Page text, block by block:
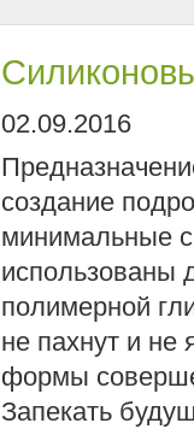
02.09.2016
создание
минимальные
использованы
полимерной
не пахнут и не
формы
Запекать